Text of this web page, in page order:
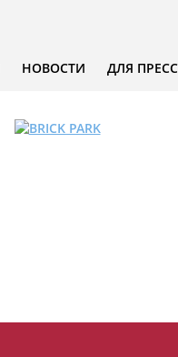
НОВОСТИ ДЛЯ